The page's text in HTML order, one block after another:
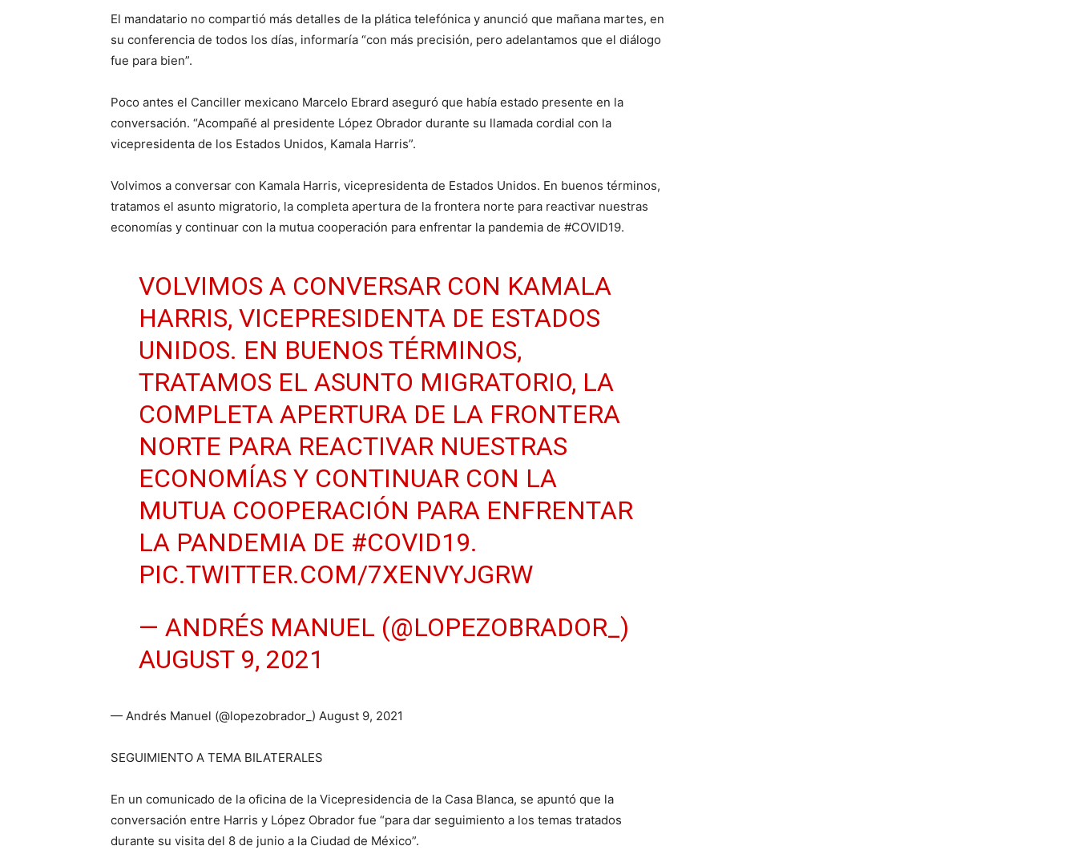
El mandatario no compartió más detalles de la plática telefónica y anunció que mañana martes, en
su conferencia de todos los días, informaría “con más precisión, pero adelantamos que el diálogo
fue para bien”.
Poco antes el Canciller mexicano Marcelo Ebrard aseguró que había estado presente en la
conversación. “Acompañé al presidente López Obrador durante su llamada cordial con la
vicepresidenta de los Estados Unidos, Kamala Harris”.
Volvimos a conversar con Kamala Harris, vicepresidenta de Estados Unidos. En buenos términos,
tratamos el asunto migratorio, la completa apertura de la frontera norte para reactivar nuestras
economías y continuar con la mutua cooperación para enfrentar la pandemia de #COVID19.
VOLVIMOS A CONVERSAR CON KAMALA
HARRIS, VICEPRESIDENTA DE ESTADOS
UNIDOS. EN BUENOS TÉRMINOS,
TRATAMOS EL ASUNTO MIGRATORIO, LA
COMPLETA APERTURA DE LA FRONTERA
NORTE PARA REACTIVAR NUESTRAS
ECONOMÍAS Y CONTINUAR CON LA
MUTUA COOPERACIÓN PARA ENFRENTAR
LA PANDEMIA DE #COVID19.
PIC.TWITTER.COM/7XENVYJGRW
— ANDRÉS MANUEL (@LOPEZOBRADOR_)
AUGUST 9, 2021
— Andrés Manuel (@lopezobrador_) August 9, 2021
SEGUIMIENTO A TEMA BILATERALES
En un comunicado de la oficina de la Vicepresidencia de la Casa Blanca, se apuntó que la
conversación entre Harris y López Obrador fue “para dar seguimiento a los temas tratados
durante su visita del 8 de junio a la Ciudad de México”.